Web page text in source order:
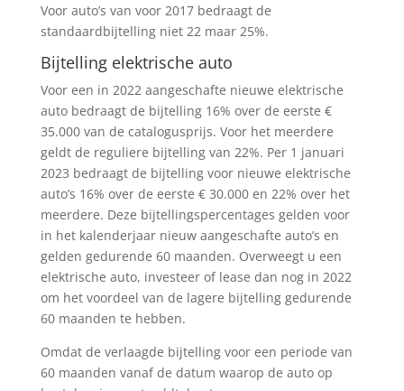
Voor auto’s van voor 2017 bedraagt de
standaardbijtelling niet 22 maar 25%.
Bijtelling elektrische auto
Voor een in 2022 aangeschafte nieuwe elektrische
auto bedraagt de bijtelling 16% over de eerste €
35.000 van de catalogusprijs. Voor het meerdere
geldt de reguliere bijtelling van 22%. Per 1 januari
2023 bedraagt de bijtelling voor nieuwe elektrische
auto’s 16% over de eerste € 30.000 en 22% over het
meerdere. Deze bijtellingspercentages gelden voor
in het kalenderjaar nieuw aangeschafte auto’s en
gelden gedurende 60 maanden. Overweegt u een
elektrische auto, investeer of lease dan nog in 2022
om het voordeel van de lagere bijtelling gedurende
60 maanden te hebben.
Omdat de verlaagde bijtelling voor een periode van
60 maanden vanaf de datum waarop de auto op